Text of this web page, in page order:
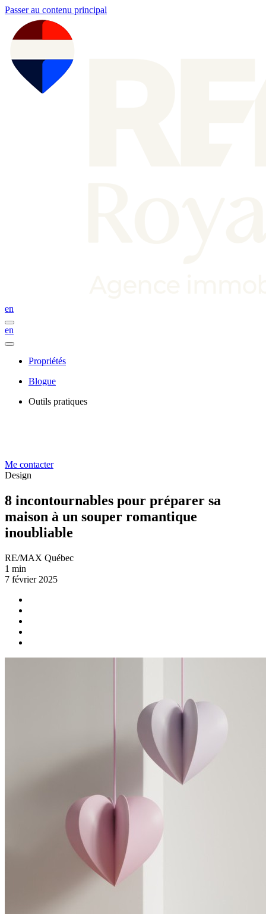
Passer au contenu principal
en
en
Propriétés
Blogue
Outils pratiques
Me contacter
Design
8 incontournables pour préparer sa
maison à un souper romantique
inoubliable
RE/MAX Québec
1 min
7 février 2025